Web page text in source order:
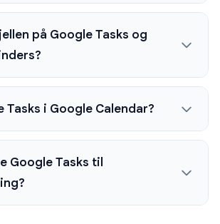
på Google Tasks og
Tasks i Google Calendar?
Google Tasks til